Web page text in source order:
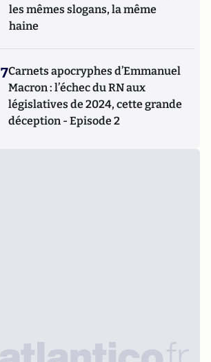
les mêmes slogans, la même
haine
7Carnets apocryphes d’Emmanuel
Macron : l’échec du RN aux
législatives de 2024, cette grande
déception - Episode 2